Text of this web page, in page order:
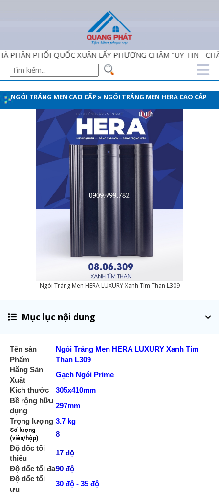
QUỐC XUÂN LẤY PHƯƠNG CHÂM "UY TIN - CHÂT
NGÓI TRÁNG MEN CAO CẤP » NGÓI TRÁNG MEN HERA CAO CẤP
Ngói Tráng Men HERA LUXURY Xanh Tím Than L309
Mục lục nội dung
Tên sản
Phẩm
Ngói Tráng Men HERA LUXURY Xanh Tím
Than L309
Hãng Sản
Xuất
Gạch Ngói Prime
Kích thước
305x410mm
Bề rộng hữu
dụng
297mm
Trọng lượng 3.7 kg
Số lượng
(viên/hộp)
8
Độ dốc tối
thiểu
17 độ
Độ dốc tối đa90 độ
Độ dốc tối
ưu
30 độ - 35 độ